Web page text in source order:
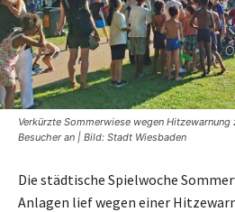
Verkürzte Sommerwiese wegen
Besucher an | Bild: Stadt Wiesbaden
Die städtische Spielwoche
Anlagen lief wegen einer